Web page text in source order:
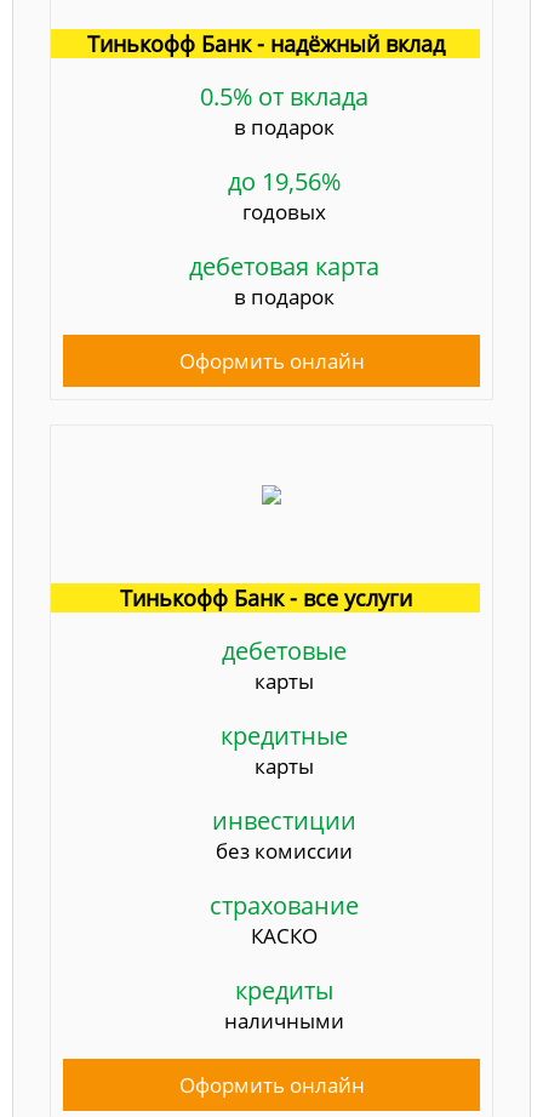
Тинькофф Банк - надёжный вклад
0.5% от вклада
в подарок
до 19,56%
годовых
дебетовая карта
в подарок
Оформить онлайн
Тинькофф Банк - все услуги
дебетовые
карты
кредитные
карты
инвестиции
без комиссии
страхование
КАСКО
кредиты
наличными
Оформить онлайн